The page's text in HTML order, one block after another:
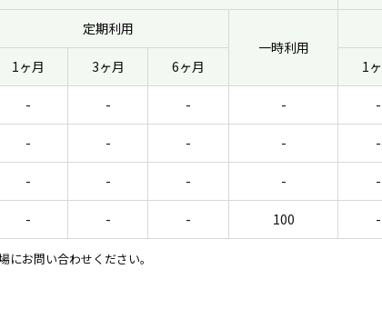
定期利用
一時利用
1ヶ月
3ヶ月 6ヶ月 1
- - - - -
- - - - -
- - - - -
- - - 100 -
お問い合わせください。